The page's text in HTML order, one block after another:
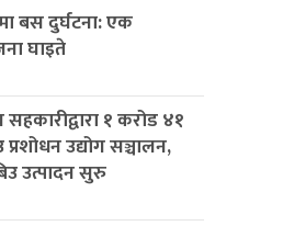
बस दुर्घटना: एक
घाइते
१ करोड ४१
उद्योग सञ्चालन,
उत्पादन सुरु